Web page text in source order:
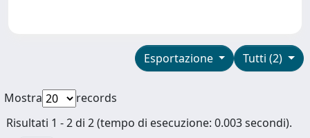
Tutti (2)
Esportazione
Mostra
records
Risultati 1 - 2 di 2 (tempo di esecuzione: 0.003 secondi).